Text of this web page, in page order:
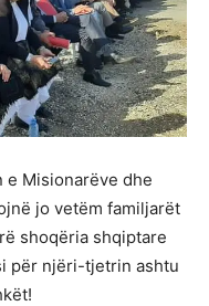
e Misionarëve dhe
jo vetëm familjarët
shoqëria shqiptare
për njëri-tjetrin ashtu